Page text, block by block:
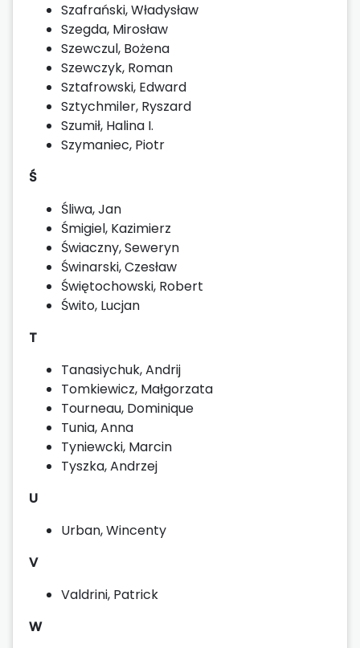
Szafrański, Władysław
Szegda, Mirosław
Szewczul, Bożena
Szewczyk, Roman
Sztafrowski, Edward
Sztychmiler, Ryszard
Szumił, Halina I.
Szymaniec, Piotr
Ś
Śliwa, Jan
Śmigiel, Kazimierz
Świaczny, Seweryn
Świnarski, Czesław
Świętochowski, Robert
Świto, Lucjan
T
Tanasiychuk, Andrij
Tomkiewicz, Małgorzata
Tourneau, Dominique
Tunia, Anna
Tyniewcki, Marcin
Tyszka, Andrzej
U
Urban, Wincenty
V
Valdrini, Patrick
W